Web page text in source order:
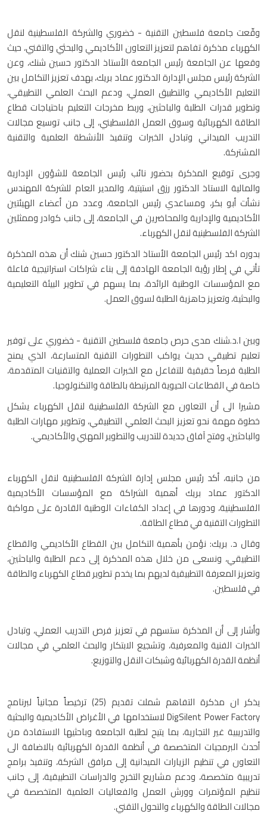
وقّعت جامعة فلسطين التقنية - خضوري والشركة الفلسطينية لنقل
الكهرباء مذكرة تفاهم لتعزيز التعاون الأكاديمي والبحثي والتقني، حيث
وقعها عن الجامعة رئيس الجامعة الأستاذ الدكتور حسين شنك، وعن
الشركة رئيس مجلس الإدارة الدكتور عماد بريك، بهدف تعزيز التكامل بين
التعليم الأكاديمي والتطبيق العملي، ودعم البحث العلمي التطبيقي،
وتطوير قدرات الطلبة والباحثين، وربط مخرجات التعليم باحتياجات قطاع
الطاقة الكهربائية وسوق العمل الفلسطيني، إلى جانب توسيع مجالات
التدريب الميداني وتبادل الخبرات وتنفيذ الأنشطة العلمية والتقنية
المشتركة.
وجرى توقيع المذكرة بحضور نائب رئيس الجامعة للشؤون الإدارية
والمالية الاستاذ الدكتور رزق استيتية، والمدير العام للشركة المهندس
نشأت أبو بكر، ومساعدي رئيس الجامعة، وعدد من أعضاء الهيئتين
الأكاديمية والإدارية والمحاضرين في الجامعة، إلى جانب كوادر وممثلين
الشركة الفلسطينية لنقل الكهرباء.
بدوره اكد رئيس الجامعة الأستاذ الدكتور حسين شنك أن هذه المذكرة
تأتي في إطار رؤية الجامعة الهادفة إلى بناء شراكات استراتيجية فاعلة
مع المؤسسات الوطنية الرائدة، بما يسهم في تطوير البيئة التعليمية
والبحثية، وتعزيز جاهزية الطلبة لسوق العمل.
وبين ا.د.شنك مدى حرص جامعة فلسطين التقنية - خضوري على توفير
تعليم تطبيقي حديث يواكب التطورات التقنية المتسارعة، الذي يمنح
الطلبة فرصاً حقيقية للتفاعل مع الخبرات العملية والتقنيات المتقدمة،
خاصة في القطاعات الحيوية المرتبطة بالطاقة والتكنولوجيا.
مشيرا الى أن التعاون مع الشركة الفلسطينية لنقل الكهرباء يشكل
خطوة مهمة نحو تعزيز البحث العلمي التطبيقي، وتطوير مهارات الطلبة
والباحثين، وفتح آفاق جديدة للتدريب والتطوير المهني والأكاديمي.
من جانبه، أكد رئيس مجلس إدارة الشركة الفلسطينية لنقل الكهرباء
الدكتور عماد بريك أهمية الشراكة مع المؤسسات الأكاديمية
الفلسطينية، ودورها في إعداد الكفاءات الوطنية القادرة على مواكبة
التطورات التقنية في قطاع الطاقة.
وقال د. بريك: نؤمن بأهمية التكامل بين القطاع الأكاديمي والقطاع
التطبيقي، ونسعى من خلال هذه المذكرة إلى دعم الطلبة والباحثين،
وتعزيز المعرفة التطبيقية لديهم بما يخدم تطوير قطاع الكهرباء والطاقة
في فلسطين.
وأشار إلى أن المذكرة ستسهم في تعزيز فرص التدريب العملي، وتبادل
الخبرات الفنية والمعرفية، وتشجيع الابتكار والبحث العلمي في مجالات
أنظمة القدرة الكهربائية وشبكات النقل والتوزيع.
يذكر ان مذكرة التفاهم شملت تقديم (25) ترخيصاً مجانياً لبرنامج
DigSilent Power Factory لاستخدامها في الأغراض الأكاديمية والبحثية
والتدريبية غير التجارية، بما يتيح لطلبة الجامعة وباحثيها الاستفادة من
أحدث البرمجيات المتخصصة في أنظمة القدرة الكهربائية بالاضافة الى
التعاون في تنظيم الزيارات الميدانية إلى مرافق الشركة، وتنفيذ برامج
تدريبية متخصصة، ودعم مشاريع التخرج والدراسات التطبيقية، إلى جانب
تنظيم المؤتمرات وورش العمل والفعاليات العلمية المتخصصة في
مجالات الطاقة والكهرباء والتحول التقني.